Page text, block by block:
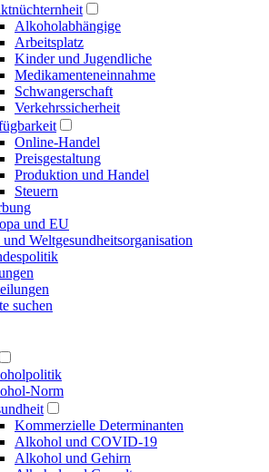
Alkohol­abhängige
Arbeitsplatz
Kinder und Jugendliche
Medikamenten­einnahme
Schwangerschaft
Verkehrs­sicherheit
Online-Handel
Preisgestaltung
Produktion und Handel
Steuern
und EU
Welt­gesundheits­organisation
suchen
Norm
Kommerzielle Determinanten
Alkohol und COVID-19
Alkohol und Gehirn